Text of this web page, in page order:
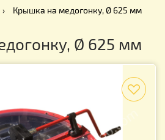
› Крышка на медогонку, Ø 625 мм
Ø 625 мм